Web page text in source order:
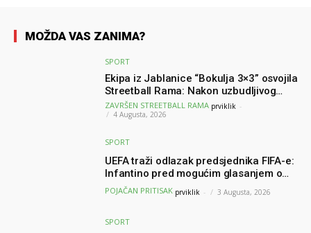
MOŽDA VAS ZANIMA?
SPORT
Ekipa iz Jablanice “Bokulja 3×3” osvojila
Streetball Rama: Nakon uzbudljivog
finala poznati svi pobjednici turnira
ZAVRŠEN STREETBALL RAMA prviklik -
4 Augusta, 2026
SPORT
UEFA traži odlazak predsjednika FIFA-e:
Infantino pred mogućim glasanjem o
nepovjerenju
POJAČAN PRITISAK prviklik - 3 Augusta, 2026
SPORT